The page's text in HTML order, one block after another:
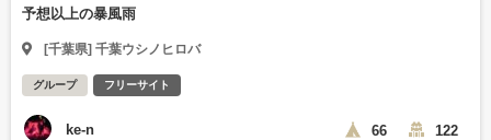
予想以上の暴風雨
[千葉県] 千葉ウシノヒロバ
グループ フリーサイト
ke-n 66 122